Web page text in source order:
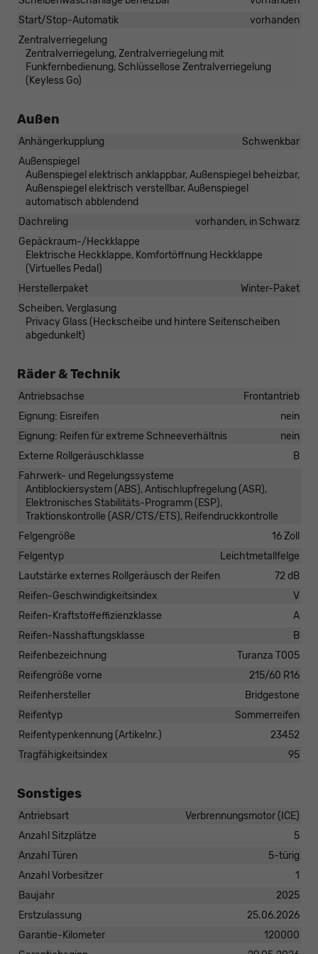
Start/Stop-Automatik
vorhanden
Zentralverriegelung
Zentralverriegelung, Zentralverriegelung mit
Funkfernbedienung, Schlüssellose Zentralverriegelung
(Keyless Go)
Außen
Anhängerkupplung
Schwenkbar
Außenspiegel
Außenspiegel elektrisch anklappbar, Außenspiegel beheizbar,
Außenspiegel elektrisch verstellbar, Außenspiegel
automatisch abblendend
Dachreling
vorhanden, in Schwarz
Gepäckraum-/Heckklappe
Elektrische Heckklappe, Komfortöffnung Heckklappe
(Virtuelles Pedal)
Herstellerpaket
Winter-Paket
Scheiben, Verglasung
Privacy Glass (Heckscheibe und hintere Seitenscheiben
abgedunkelt)
Räder & Technik
Antriebsachse
Frontantrieb
Eignung: Eisreifen
nein
Eignung: Reifen für extreme Schneeverhältnis
nein
Externe Rollgeräuschklasse
B
Fahrwerk- und Regelungssysteme
Antiblockiersystem (ABS), Antischlupfregelung (ASR),
Elektronisches Stabilitäts-Programm (ESP),
Traktionskontrolle (ASR/CTS/ETS), Reifendruckkontrolle
Felgengröße
16 Zoll
Felgentyp
Leichtmetallfelge
Lautstärke externes Rollgeräusch der Reifen
72 dB
Reifen-Geschwindigkeitsindex
V
Reifen-Kraftstoffeffizienzklasse
A
Reifen-Nasshaftungsklasse
B
Reifenbezeichnung
Turanza T005
Reifengröße vorne
215/60 R16
Reifenhersteller
Bridgestone
Reifentyp
Sommerreifen
Reifentypenkennung (Artikelnr.)
23452
Tragfähigkeitsindex
95
Sonstiges
Antriebsart
Verbrennungsmotor (ICE)
Anzahl Sitzplätze
5
Anzahl Türen
5-türig
Anzahl Vorbesitzer
1
Baujahr
2025
Erstzulassung
25.06.2026
Garantie-Kilometer
120000